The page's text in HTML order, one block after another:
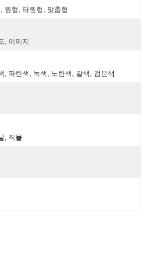
원형, 타원형, 맞춤형
, 이미지
, 파란색, 녹색, 노란색, 갈색, 검은색
, 직물